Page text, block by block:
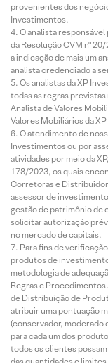
provenientes dos
Investimentos.
O analista
da Resolução CVM nº
a indicação de mais um
analista credenciado a
Os analistas da XP
todas as regras previstas
Analista de Valores
Valores Mobiliários da
O atendimento de
Investimentos ou por
atividades por meio da
178/2023, os quais
Corretoras e
assessor de
gestão de patrimônio de
solicitar autorização
no mercado de capitais.
Para fins de
produtos de
metodologia de
Regras e Procedimentos
de Distribuição de
atribuir uma pontuação
(conservador, moderado
para cada um dos
todos os clientes